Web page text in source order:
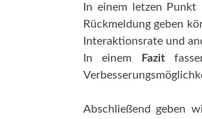
In einem letzen
Rückmeldung geben
Interaktionsrate und
In einem
Fazit
Abschließend geben